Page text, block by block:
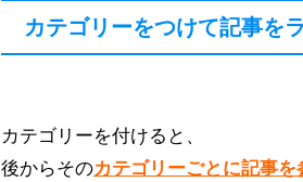
カテゴリーをつけて記事を
カテゴリーを付けると、
後からそのカテゴリーごとに記事を